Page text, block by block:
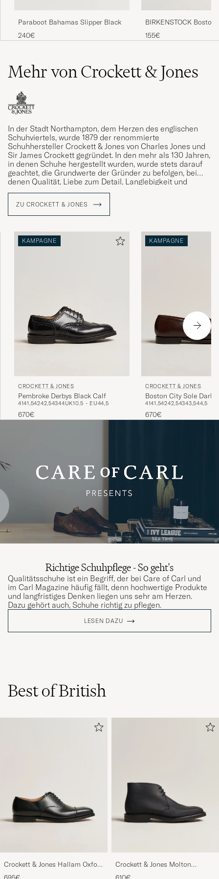
Paraboot Bahamas Slipper Black
240€
BIRKENSTOCK Boston
Footbed Habana Oiled
155€
Mehr von Crockett & Jones
In der Stadt Northampton, dem Herzen des englischen
Schuhviertels, wurde 1879 der renommierte
Schuhhersteller Crockett & Jones von Charles Jones und
Sir James Crockett gegründet. In den mehr als 130 Jahren,
in denen Schuhe hergestellt wurden, wurde stets darauf
geachtet, die Grundwerte der Gründer zu befolgen, bei
denen Qualität, Liebe zum Detail, Langlebigkeit und
verwaltet.
ZU CROCKETT & JONES
KAMPAGNE
CROCKETT & JONES
Pembroke Derbys Black Calf
4141,54242,54344UK10.5 - EU44,5
670€
KAMPAGNE
CROCKETT & JONES
Boston City Sole Dark
4141,54242,54343,544,5
670€
Richtige Schuhpflege - So geht's
Qualitätsschuhe ist ein Begriff, der bei Care of Carl und
im Carl Magazine häufig fällt, denn hochwertige Produkte
und langfristiges Denken liegen uns sehr am Herzen.
Dazu gehört auch, Schuhe richtig zu pflegen.
LESEN DAZU
Best of British
Crockett & Jones Hallam Oxford
Black Calf
Crockett & Jones Molton
Chukka Black Rough-Out Suede